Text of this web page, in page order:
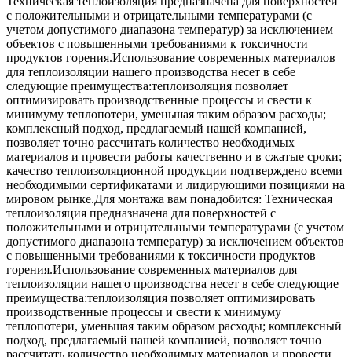
с положительными и отрицательными температурами (с
учетом допустимого диапазона температур) за исключением
объектов с повышенными требованиями к токсичности
продуктов горения.Использование современных материалов
для теплоизоляции нашего производства несет в себе
следующие преимущества:теплоизоляция позволяет
оптимизировать производственные процессы и свести к
минимуму теплопотери, уменьшая таким образом расходы;
комплексный подход, предлагаемый нашей компанией,
позволяет точно рассчитать количество необходимых
материалов и провести работы качественно и в сжатые сроки;
качество теплоизоляционной продукции подтверждено всеми
необходимыми сертификатами и лидирующими позициями на
мировом рынке.Для монтажа вам понадобится: Техническая
теплоизоляция предназначена для поверхностей с
положительными и отрицательными температурами (с учетом
допустимого диапазона температур) за исключением объектов
с повышенными требованиями к токсичности продуктов
горения.Использование современных материалов для
теплоизоляции нашего производства несет в себе следующие
преимущества:теплоизоляция позволяет оптимизировать
производственные процессы и свести к минимуму
теплопотери, уменьшая таким образом расходы; комплексный
подход, предлагаемый нашей компанией, позволяет точно